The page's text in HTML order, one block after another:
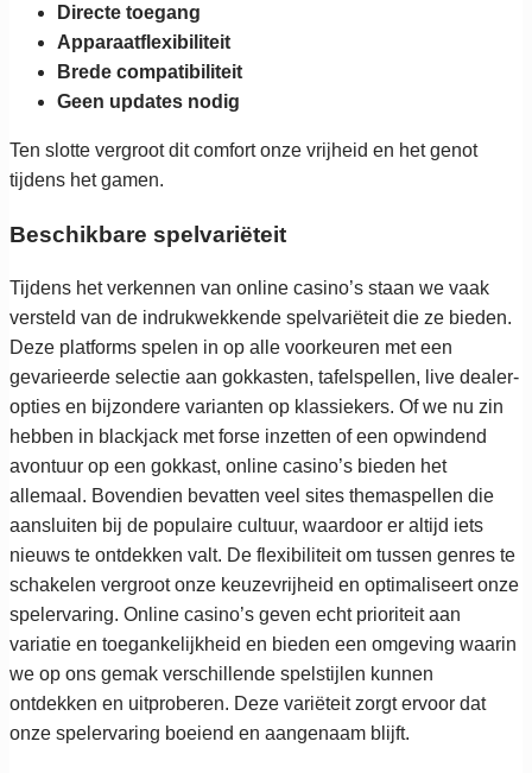
Directe toegang
Apparaatflexibiliteit
Brede compatibiliteit
Geen updates nodig
Ten slotte vergroot dit comfort onze vrijheid en het genot
tijdens het gamen.
Beschikbare spelvariëteit
Tijdens het verkennen van online casino’s staan we vaak
versteld van de indrukwekkende spelvariëteit die ze bieden.
Deze platforms spelen in op alle voorkeuren met een
gevarieerde selectie aan gokkasten, tafelspellen, live dealer-
opties en bijzondere varianten op klassiekers. Of we nu zin
hebben in blackjack met forse inzetten of een opwindend
avontuur op een gokkast, online casino’s bieden het
allemaal. Bovendien bevatten veel sites themaspellen die
aansluiten bij de populaire cultuur, waardoor er altijd iets
nieuws te ontdekken valt. De flexibiliteit om tussen genres te
schakelen vergroot onze keuzevrijheid en optimaliseert onze
spelervaring. Online casino’s geven echt prioriteit aan
variatie en toegankelijkheid en bieden een omgeving waarin
we op ons gemak verschillende spelstijlen kunnen
ontdekken en uitproberen. Deze variëteit zorgt ervoor dat
onze spelervaring boeiend en aangenaam blijft.